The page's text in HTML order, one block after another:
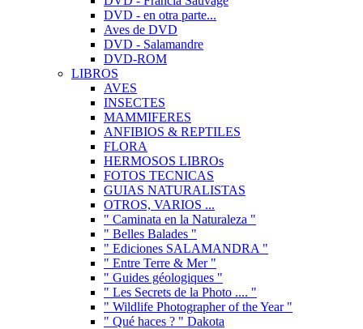
DVD - en otra parte...
Aves de DVD
DVD - Salamandre
DVD-ROM
LIBROS
AVES
INSECTES
MAMMIFERES
ANFIBIOS & REPTILES
FLORA
HERMOSOS LIBROs
FOTOS TECNICAS
GUIAS NATURALISTAS
OTROS, VARIOS ...
" Caminata en la Naturaleza "
" Belles Balades "
" Ediciones SALAMANDRA "
" Entre Terre & Mer "
" Guides géologiques "
" Les Secrets de la Photo .... "
" Wildlife Photographer of the Year "
" Qué haces ? " Dakota